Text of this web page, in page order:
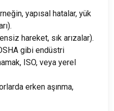
yapısal hatalar, yük
hareket, sık arızalar).
gibi endüstri
ISO, veya yerel
erken aşınma,